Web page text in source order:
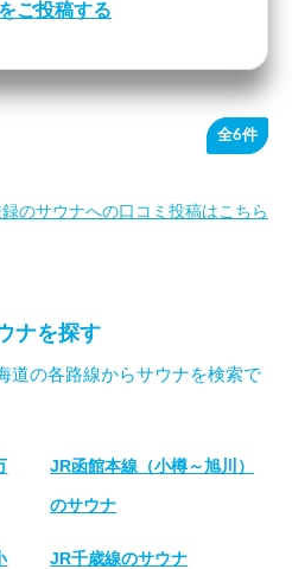
ご投稿する
全6件
のサウナへの口コミ投稿はこちら
ナを探す
道の各路線からサウナを検索で
JR函館本線（小樽～旭川）
のサウナ
JR千歳線のサウナ